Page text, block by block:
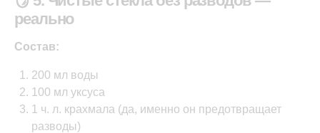
реально
Состав:
200 мл воды
100 мл уксуса
1 ч. л. крахмала (да, именно он предотвращает
разводы)